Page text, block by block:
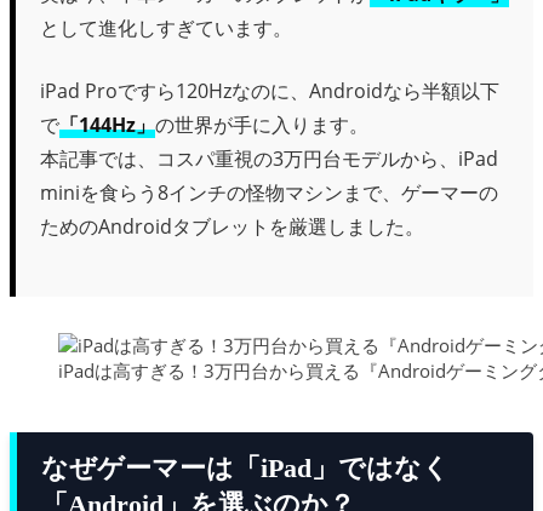
として進化しすぎています。
iPad Proですら120Hzなのに、Androidなら半額以下
で「144Hz」の世界が手に入ります。
本記事では、コスパ重視の3万円台モデルから、iPad
miniを食らう8インチの怪物マシンまで、ゲーマーの
ためのAndroidタブレットを厳選しました。
iPadは高すぎる！3万円台から買える『Androidゲーミン
なぜゲーマーは「iPad」ではなく
「Android」を選ぶのか？